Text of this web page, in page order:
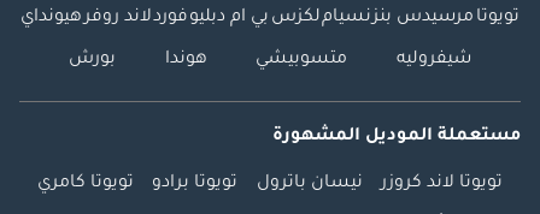
تويوتا مرسيدس بنزنسياملكزس بي ام دبليوفوردلاند روفرهيونداي
شيفروليه متسوبيشي هوندا بورش
مستعملة الموديل المشهورة
تويوتا لاند كروزر نيسان باترول تويوتا برادو تويوتا كامري